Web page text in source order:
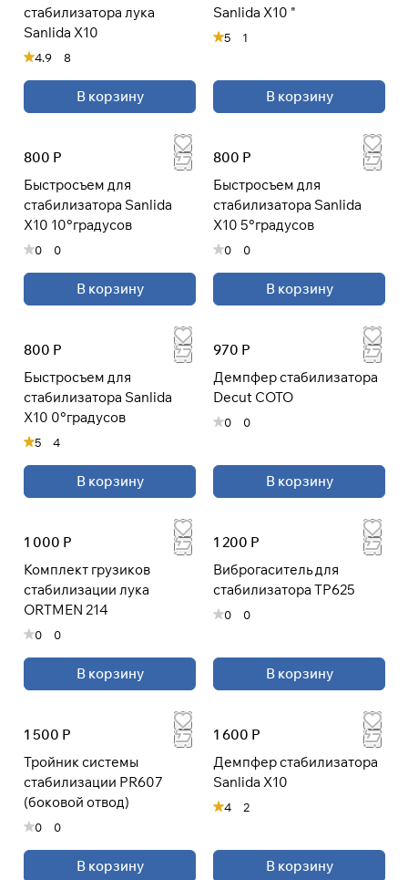
стабилизатора лука
Sanlida X10
4.9 8
В корзину
Sanlida X10 "
5 1
В корзину
800 Р
Быстросъем для
стабилизатора Sanlida
X10 10°градусов
0 0
В корзину
800 Р
Быстросъем для
стабилизатора Sanlida
X10 5°градусов
0 0
В корзину
800 Р
Быстросъем для
стабилизатора Sanlida
X10 0°градусов
5 4
В корзину
970 Р
Демпфер стабилизатора
Decut COTO
0 0
В корзину
1 000 Р
Комплект грузиков
стабилизации лука
ORTMEN 214
0 0
В корзину
1 200 Р
Виброгаситель для
стабилизатора TP625
0 0
В корзину
1 500 Р
Тройник системы
стабилизации PR607
(боковой отвод)
0 0
В корзину
1 600 Р
Демпфер стабилизатора
Sanlida X10
4 2
В корзину
Подробнее
об оплате Плайтом
раз в 2
недели
раз в 2 недели
Остались вопросы?
8 800 302-02-51
plait.ru